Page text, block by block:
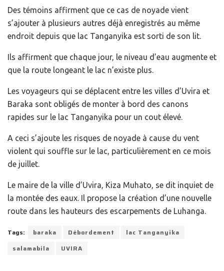
Des témoins affirment que ce cas de noyade vient
s’ajouter à plusieurs autres déjà enregistrés au même
endroit depuis que lac Tanganyika est sorti de son lit.
Ils affirment que chaque jour, le niveau d’eau augmente et
que la route longeant le lac n’existe plus.
Les voyageurs qui se déplacent entre les villes d’Uvira et
Baraka sont obligés de monter à bord des canons
rapides sur le lac Tanganyika pour un cout élevé.
A ceci s’ajoute les risques de noyade à cause du vent
violent qui souffle sur le lac, particulièrement en ce mois
de juillet.
Le maire de la ville d’Uvira, Kiza Muhato, se dit inquiet de
la montée des eaux. Il propose la création d’une nouvelle
route dans les hauteurs des escarpements de Luhanga.
Tags: baraka Débordement
lac Tanganyika
salamabila
UVIRA